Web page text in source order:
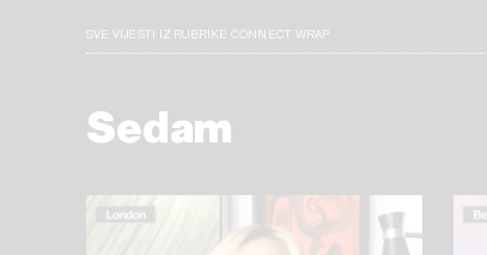
SVE VIJESTI IZ RUBRIKE CONNECT WRAP
Sedam